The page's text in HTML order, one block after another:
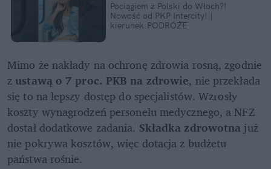
Pociągiem z Polski do Włoch?!
Nowość od PKP Intercity! |
kierunek:PODRÓŻE
Mimo że nakłady na ochronę zdrowia rosną, zgodnie
z ustawą o 7 proc. PKB na zdrowie, nie przekłada
się to na lepszy dostęp do specjalistów. Wzrosły
koszty wynagrodzeń personelu medycznego, a NFZ
dostał dodatkowe zadania. Składka zdrowotna już
nie pokrywa kosztów, więc dotacja z budżetu
państwa rośnie.